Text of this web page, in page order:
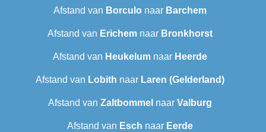
Afstand van Borculo naar Barchem
Afstand van Erichem naar Bronkhorst
Afstand van Heukelum naar Heerde
Afstand van Lobith naar Laren (Gelderland)
Afstand van Zaltbommel naar Valburg
Afstand van Esch naar Eerde